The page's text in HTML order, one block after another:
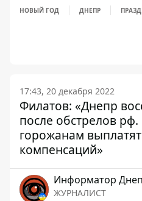
НОВЫЙ ГОД ДНЕПР
17:43, 20 декабря 2022
Филатов: «Днепр
после обстрелов
горожанам
компенсаций»
Информатор
ЖУРНАЛИСТ